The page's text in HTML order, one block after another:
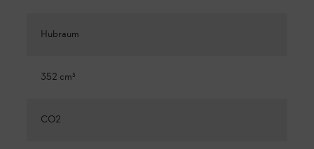
Hubraum
352 cm³
CO2